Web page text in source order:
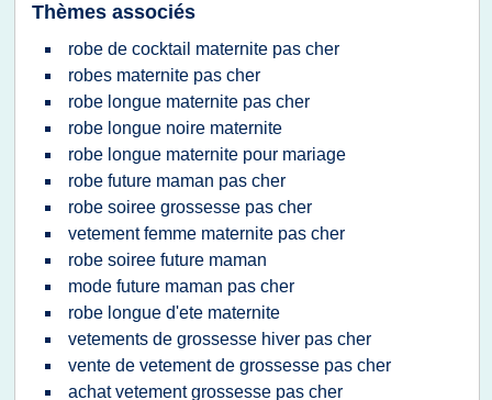
Thèmes associés
robe de cocktail maternite pas cher
robes maternite pas cher
robe longue maternite pas cher
robe longue noire maternite
robe longue maternite pour mariage
robe future maman pas cher
robe soiree grossesse pas cher
vetement femme maternite pas cher
robe soiree future maman
mode future maman pas cher
robe longue d'ete maternite
vetements de grossesse hiver pas cher
vente de vetement de grossesse pas cher
achat vetement grossesse pas cher